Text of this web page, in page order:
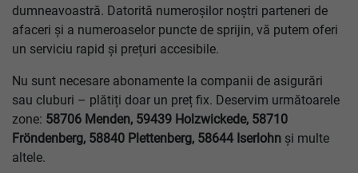
dumneavoastră. Datorită numeroșilor noștri parteneri de
afaceri și a numeroaselor puncte de sprijin, vă putem oferi
un serviciu rapid și prețuri accesibile.
Nu sunt necesare abonamente la companii de asigurări
sau cluburi – plătiți doar un preț fix. Deservim următoarele
zone: 58706 Menden, 59439 Holzwickede, 58710
Fröndenberg, 58840 Plettenberg, 58644 Iserlohn și multe
altele.